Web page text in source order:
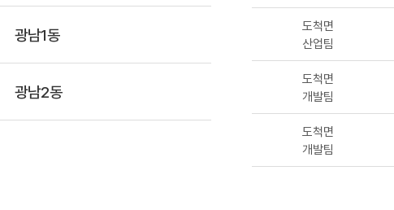
광남1동
광남2동
도척면
산업팀
도척면
개발팀
도척면
개발팀